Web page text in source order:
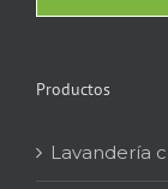
Productos
Lavandería